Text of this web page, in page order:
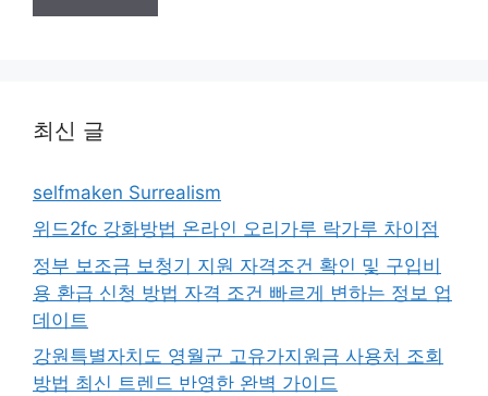
최신 글
selfmaken Surrealism
위드2fc 강화방법 온라인 오리가루 락가루 차이점
정부 보조금 보청기 지원 자격조건 확인 및 구입비
용 환급 신청 방법 자격 조건 빠르게 변하는 정보 업
데이트
강원특별자치도 영월군 고유가지원금 사용처 조회
방법 최신 트렌드 반영한 완벽 가이드